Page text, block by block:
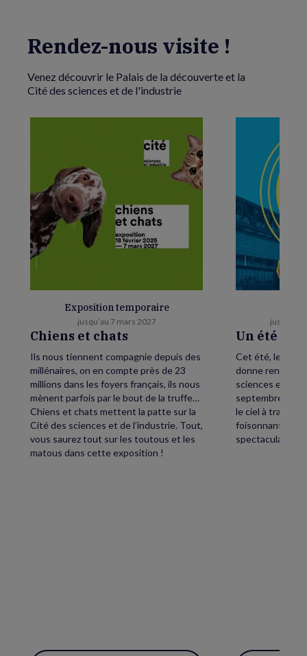
Rendez-nous visite !
Venez découvrir le Palais de la découverte et la
Cité des sciences et de l'industrie
Exposition temporaire
jusqu’au 7 mars 2027
Chiens et chats
Ils nous tiennent compagnie depuis des
millénaires, on en compte près de 23
millions dans les foyers français, ils nous
mènent parfois par le bout de la truffe…
Chiens et chats mettent la patte sur la
Cité des sciences et de l’industrie. Tout,
vous saurez tout sur les toutous et les
matous dans cette exposition !
jusqu’au
Un été
Cet été, levez
donne rendez-
sciences et de
septembre,
le ciel à travers
foisonnant
spectaculaire